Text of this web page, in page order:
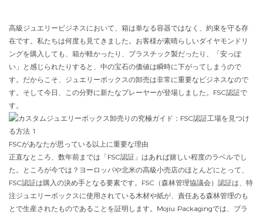
高級ジュエリービジネスにおいて、箱は単なる容器ではなく、約束を守る存
在です。私たちは何度も見てきました。お客様が素晴らしいダイヤモンドリ
ングを購入しても、箱が軽かったり、プラスチック製だったり、「安っぽ
い」と感じられたりすると、中の宝石の価値は瞬時に下がってしまうので
す。だからこそ、ジュエリーボックスの卸売は非常に重要なビジネスなので
す。そして今日、この分野に新たなプレーヤーが登場しました。FSC認証で
す。
FSCがあなたが思っている以上に重要な理由
正直なところ、数年前までは「FSC認証」はあれば嬉しい程度のラベルでし
た。ところが今では？ヨーロッパや北米の高級小売店のほとんどにとって、
FSC認証は購入の決め手となる要素です。FSC（森林管理協議会）認証は、特
注ジュエリーボックスに使用されている木材や紙が、責任ある森林管理のも
とで生産されたものであることを証明します。Mojiu Packagingでは、ブラ